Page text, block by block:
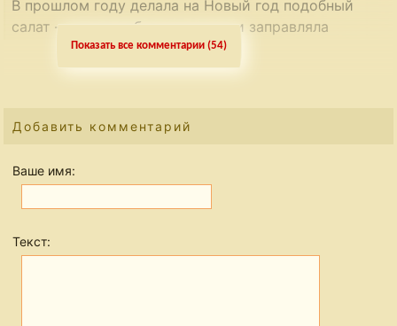
В прошлом году делала на Новый год подобный
салат — капуста белокочанная и заправляла
майонезом. Вот очень-очень пришелся по вкусу. И
в этом году лошадку встретим с таким же салатом,
Показать все комментарии (54)
Добавить комментарий
Ваше имя:
Текст: